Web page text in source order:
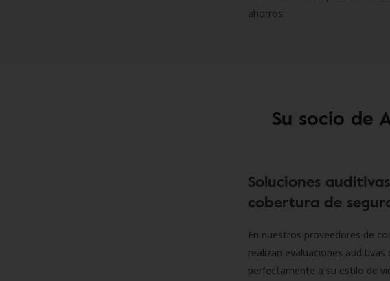
ahorros.
Su socio de
Soluciones
cobertura de
En nuestros proveedores de
realizan evaluaciones
perfectamente a su estilo de